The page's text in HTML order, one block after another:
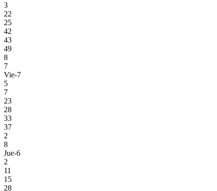
3
22
25
42
43
49
8
7
Vie-7
5
7
23
28
33
37
2
8
Jue-6
2
11
15
28